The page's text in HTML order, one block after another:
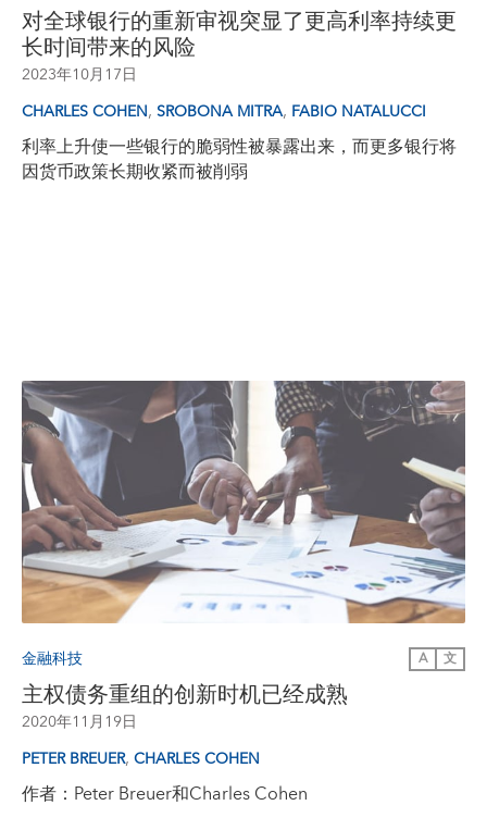
对全球银行的重新审视突显了更高利率持续更
长时间带来的风险
2023年10月17日
CHARLES COHEN, SROBONA MITRA, FABIO NATALUCCI
利率上升使一些银行的脆弱性被暴露出来，而更多银行将
因货币政策长期收紧而被削弱
金融科技 A 文
主权债务重组的创新时机已经成熟
2020年11月19日
PETER BREUER, CHARLES COHEN
作者：Peter Breuer和Charles Cohen